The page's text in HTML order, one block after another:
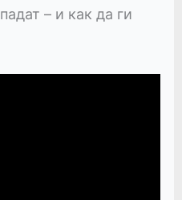
– и как да ги